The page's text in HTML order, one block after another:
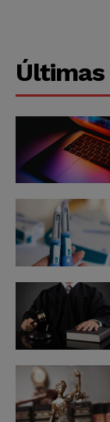
Últimas